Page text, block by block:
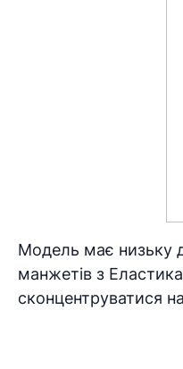
Модель має низьку
манжетів з
сконцентруватися